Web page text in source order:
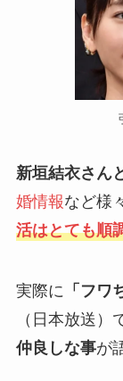
新垣結衣さん
婚情報など様
活はとても順
実際に 「フワ
（日本放送）
仲良しな事が